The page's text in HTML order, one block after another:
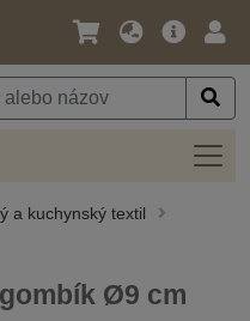
Jazyk
Mena
Hlavná
a kuchynský textil
Ø9 cm